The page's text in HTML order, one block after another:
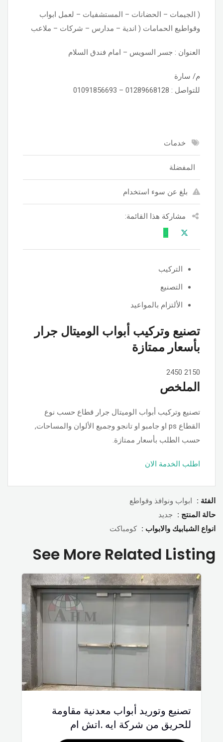
( الجيمات – الحضانات – المستشفيات – لعمل ابواب
وقواطيع الحمامات ( اندية – مدارس – شركات – ملاعب
العنوان : جسر السويس – امام فندق السلام
م/ سارة
للتواصل : 01289668128 – 01091856693
خدمات
المفضلة
بلغ عن سوء استخدام
مشاركة هذا القائمة:
التركيب
التصنيع
الألتزام بالمواعيد
تصنيع وتركيب أبواب الوميتال جرار
بأسعار ممتازة
2150
2450
الملخص
تصنيع وتركيب أبواب الوميتال جرار قطاع حسب نوع
القطاع ps او جامبو او تانجو وجميع الألوان والمساحات,
حسب الطلب بأسعار ممتازة.
اطلب الخدمة الان
الفئة :
ابواب ونوافذ وقواطع
حالة المنتج :
جديد
انواع الشبابيك والابواب : كومباكت
See More Related Listing
تصنيع وتوريد أبواب معدنية مقاومة
للحريق من شركة ايه .اتش ام